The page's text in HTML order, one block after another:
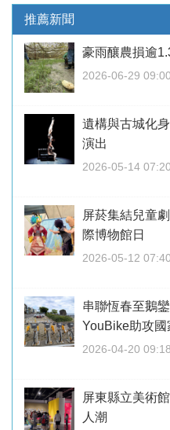
推薦新聞
豪雨釀農損逾
2026-06-29 09:00
遺構與古城化
演出
2026-05-14 07:20
屏菸集結兒童
際博物館日
2026-05-12 07:40
串聯恆春至鵝
YouBike助攻國
2026-04-20 09:18
屏東縣立美術
人潮